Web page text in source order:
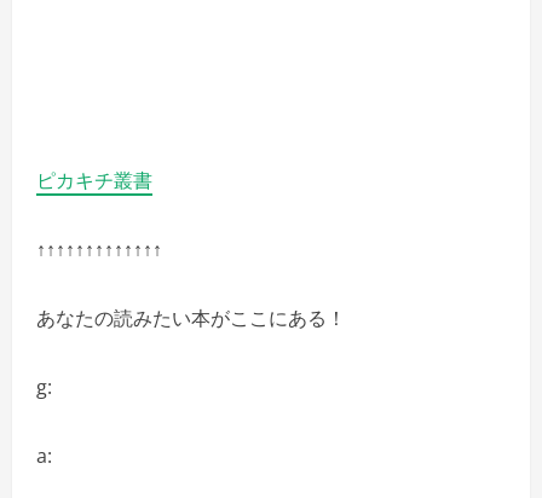
ピカキチ叢書
↑↑↑↑↑↑↑↑↑↑↑↑↑
あなたの読みたい本がここにある！
g:
a: